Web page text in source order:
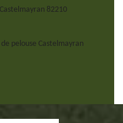
82210
pelouse Castelmayran